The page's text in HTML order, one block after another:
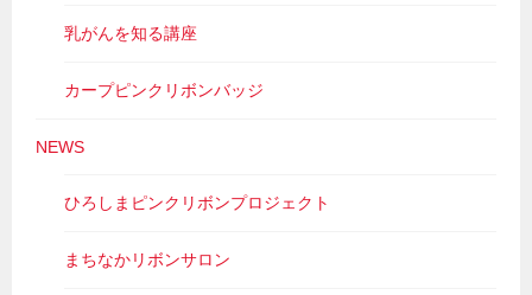
乳がんを知る講座
カープピンクリボンバッジ
NEWS
ひろしまピンクリボンプロジェクト
まちなかリボンサロン